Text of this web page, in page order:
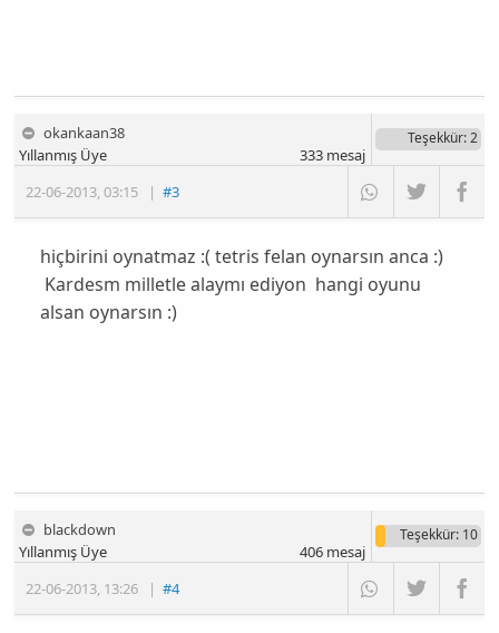
okankaan38
22-06-2013,03:15 |#3
Yıllanmış Üye
Teşekkür: 2
333mesaj
hiçbirini oynatmaz :( tetris felan oynarsın anca :)
Kardesm milletle alaymı ediyon hangi oyunu
alsan oynarsın :)
blackdown
22-06-2013, 13:26 |#4
Yıllanmış Üye
Teşekkür: 10
406mesaj